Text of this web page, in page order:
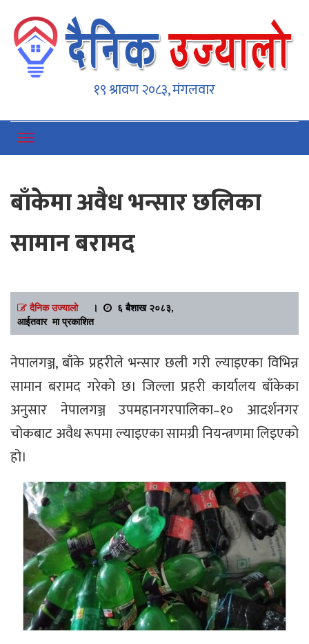
Dainikujyaalo
१९ श्रावण २०८३, मंगलवार
बाँकेमा अवैध भन्सार छलिका
सामान बरामद
दैनिक उज्यालो।
६ बैशाख २०८३,
आईतवार मा प्रकाशित
नेपालगञ्ज, बाँके प्रहरीले भन्सार छली गरी ल्याइएका विभिन्न
सामान बरामद गरेको छ। जिल्ला प्रहरी कार्यालय बाँकेका
अनुसार नेपालगञ्ज उपमहानगरपालिका–१० आदर्शनगर
चोकबाट अवैध रूपमा ल्याइएका सामग्री नियन्त्रणमा लिइएको
हो।